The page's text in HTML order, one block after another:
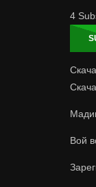
4
Вой